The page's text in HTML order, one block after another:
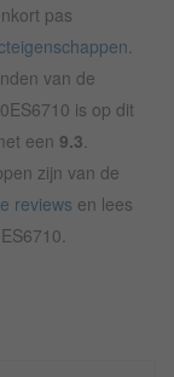
pas
van de
is op dit
een 9.3
zijn van de
reviews en lees